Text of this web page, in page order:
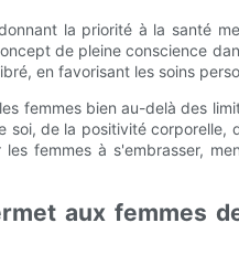
la priorité à la santé
de pleine conscience
en favorisant les soins
femmes bien au-delà des
de la positivité
femmes à s'embrasser,
aux femmes